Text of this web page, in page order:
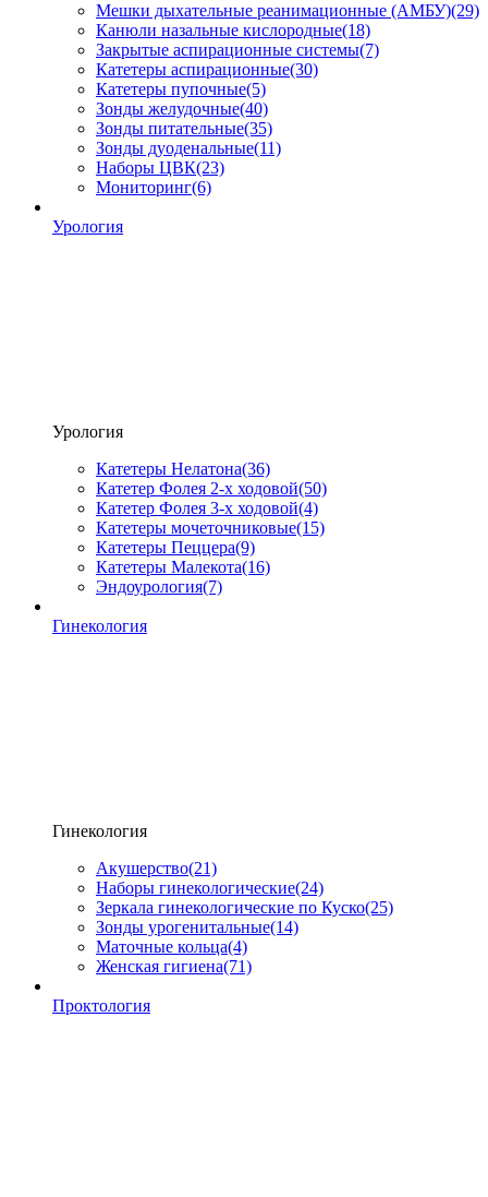
Мешки дыхательные реанимационные (АМБУ)(29)
Канюли назальные кислородные(18)
Закрытые аспирационные системы(7)
Катетеры аспирационные(30)
Катетеры пупочные(5)
Зонды желудочные(40)
Зонды питательные(35)
Зонды дуоденальные(11)
Наборы ЦВК(23)
Мониторинг(6)
Урология
Урология
Катетеры Нелатона(36)
Катетер Фолея 2-х ходовой(50)
Катетер Фолея 3-х ходовой(4)
Катетеры мочеточниковые(15)
Катетеры Пеццера(9)
Катетеры Малекота(16)
Эндоурология(7)
Гинекология
Гинекология
Акушерство(21)
Наборы гинекологические(24)
Зеркала гинекологические по Куско(25)
Зонды урогенитальные(14)
Маточные кольца(4)
Женская гигиена(71)
Проктология